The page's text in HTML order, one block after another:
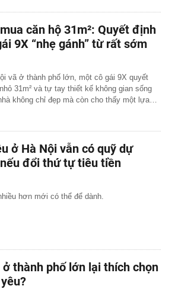
căn hộ 31m²: Quyết định
9X “nhẹ gánh” từ rất sớm
vã ở thành phố lớn, một cô gái 9X quyết
31m² và tự tay thiết kế không gian sống
không chỉ đẹp mà còn cho thấy một lựa…
ở Hà Nội vẫn có quỹ dự
đổi thứ tự tiêu tiền
hơn mới có thể để dành.
thành phố lớn lại thích chọn